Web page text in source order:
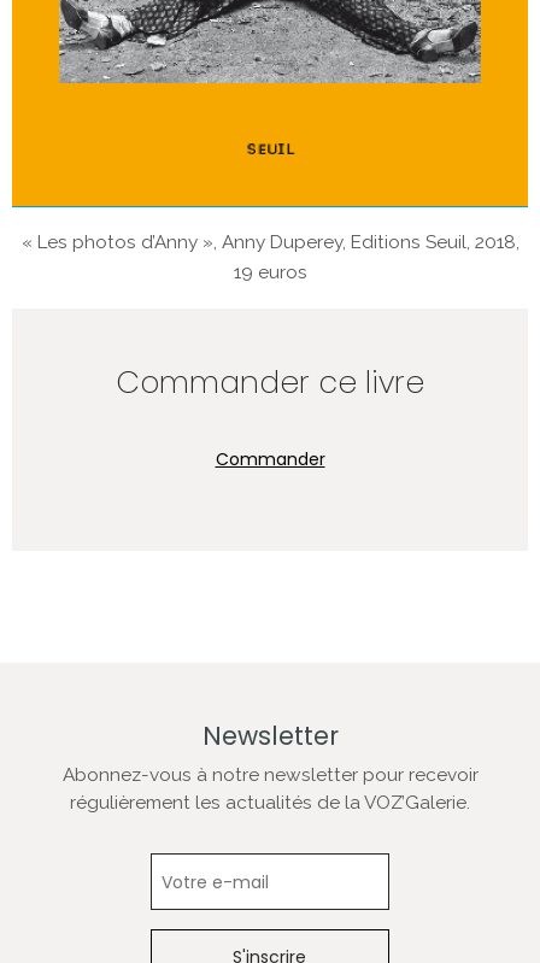
« Les photos d’Anny », Anny Duperey, Editions Seuil, 2018,
19 euros
Commander ce livre
Commander
Newsletter
Abonnez-vous à notre newsletter pour recevoir
régulièrement les actualités de la VOZ’Galerie.